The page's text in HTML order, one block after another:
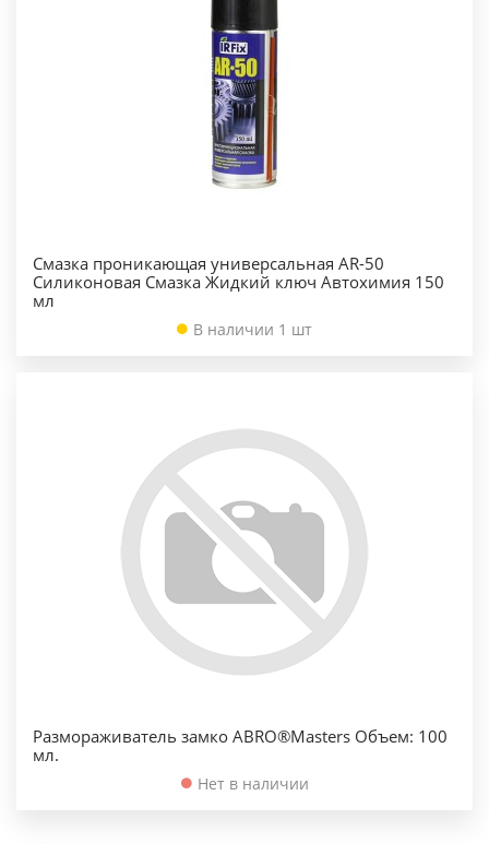
Смазка проникающая универсальная AR-50
Силиконовая Смазка Жидкий ключ Автохимия 150
мл
В наличии 1 шт
Размораживатель замко ABRO®Masters Объем: 100
мл.
Нет в наличии